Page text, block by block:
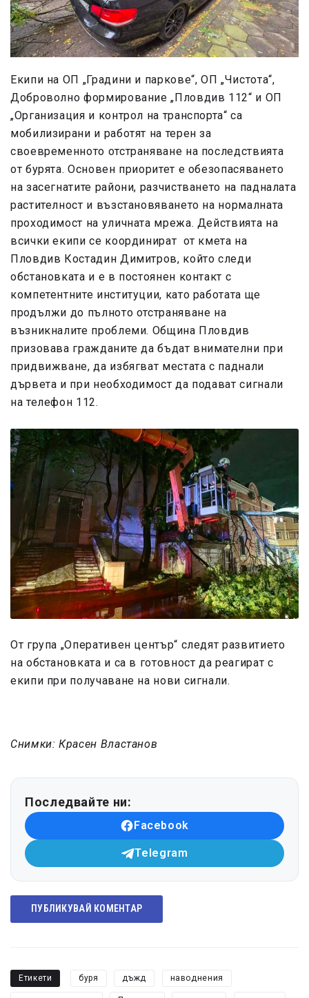
Екипи на ОП „Градини и паркове“, ОП „Чистота“,
Доброволно формирование „Пловдив 112“ и ОП
„Организация и контрол на транспорта“ са
мобилизирани и работят на терен за
своевременното отстраняване на последствията
от бурята. Основен приоритет е обезопасяването
на засегнатите райони, разчистването на падналата
растителност и възстановяването на нормалната
проходимост на уличната мрежа. Действията на
всички екипи се координират от кмета на
Пловдив Костадин Димитров, който следи
обстановката и е в постоянен контакт с
компетентните институции, като работата ще
продължи до пълното отстраняване на
възникналите проблеми. Община Пловдив
призовава гражданите да бъдат внимателни при
придвижване, да избягват местата с паднали
дървета и при необходимост да подават сигнали
на телефон 112.
От група „Оперативен център“ следят развитието
на обстановката и са в готовност да реагират с
екипи при получаване на нови сигнали.
Снимки: Красен Властанов
Последвайте ни:
Facebook
Telegram
ПУБЛИКУВАЙ КОМЕНТАР
Етикети буря дъжд наводнения